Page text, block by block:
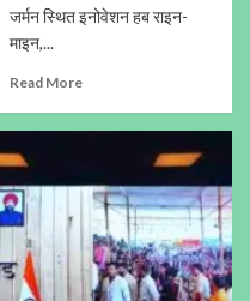
जर्मन स्थित इनोवेशन हब राइन-
माइन,...
Read More